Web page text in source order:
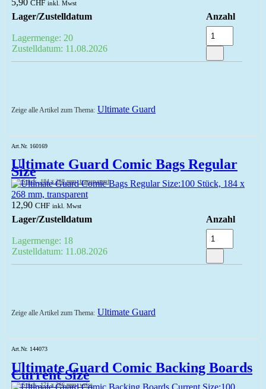
CHF inkl. Mwst
Lager/Zustelldatum Anzahl
Lagermenge: 20
Zustelldatum: 11.08.2026
Zeige alle Artikel zum Thema: Ultimate Guard
Art.Nr. 160169
Ultimate Guard Comic Bags Regular
Size
100 Stück, 184 x 268 mm, transparent
12,90 CHF inkl. Mwst
Lager/Zustelldatum Anzahl
Lagermenge: 18
Zustelldatum: 11.08.2026
Zeige alle Artikel zum Thema: Ultimate Guard
Art.Nr. 144073
Ultimate Guard Comic Backing Boards
Current Size
100 Stück, 171 x 266 mm, weiss